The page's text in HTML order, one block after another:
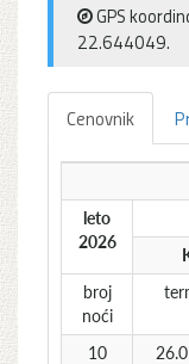
GPS
22.644049.
Cenovnik
leto
2026
broj
noći
10